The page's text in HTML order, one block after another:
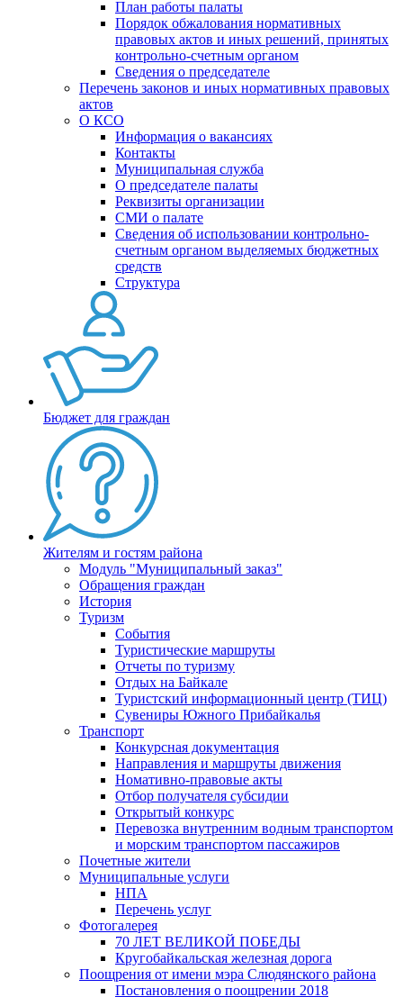
План работы палаты
Порядок обжалования нормативных
правовых актов и иных решений, принятых
контрольно-счетным органом
Сведения о председателе
Перечень законов и иных нормативных правовых
актов
О КСО
Информация о вакансиях
Контакты
Муниципальная служба
О председателе палаты
Реквизиты организации
СМИ о палате
Сведения об использовании контрольно-
счетным органом выделяемых бюджетных
средств
Структура
Бюджет для граждан
Жителям и гостям района
Модуль "Муниципальный заказ"
Обращения граждан
История
Туризм
События
Туристические маршруты
Отчеты по туризму
Отдых на Байкале
Туристский информационный центр (ТИЦ)
Сувениры Южного Прибайкалья
Транспорт
Конкурсная документация
Направления и маршруты движения
Номативно-правовые акты
Отбор получателя субсидии
Открытый конкурс
Перевозка внутренним водным транспортом
и морским транспортом пассажиров
Почетные жители
Муниципальные услуги
НПА
Перечень услуг
Фотогалерея
70 ЛЕТ ВЕЛИКОЙ ПОБЕДЫ
Кругобайкальская железная дорога
Поощрения от имени мэра Слюдянского района
Постановления о поощрении 2018